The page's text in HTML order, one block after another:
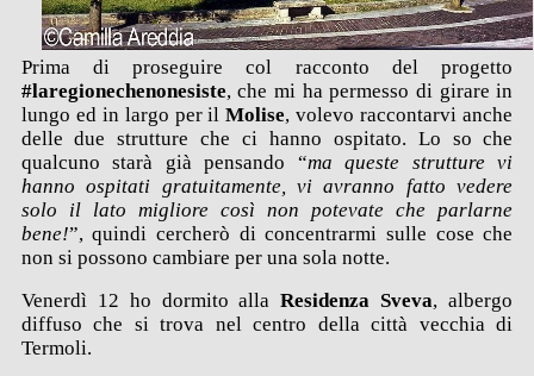
Prima di proseguire col racconto del progetto
#laregionechenonesiste, che mi ha permesso di girare in
lungo ed in largo per ilMolise, volevo raccontarvi anche
delle due strutture che ci hanno ospitato. Lo so che
qualcuno starà già pensando “ma queste strutture vi
hanno ospitati gratuitamente, vi avranno fatto vedere
solo il lato migliore così non potevate che parlarne
bene!”, quindi cercherò di concentrarmi sulle cose che
non si possono cambiare per una sola notte.
Venerdì 12 ho dormito allaResidenza Sveva, albergo
diffuso che si trova nel centro della città vecchia di
Termoli.